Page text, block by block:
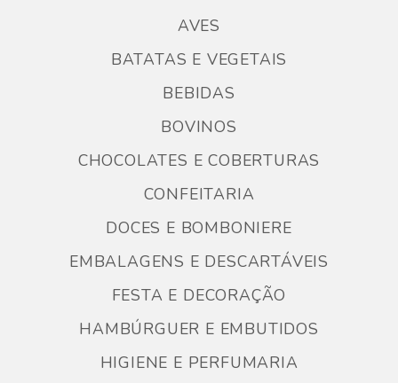
AVES
BATATAS E VEGETAIS
BEBIDAS
BOVINOS
CHOCOLATES E COBERTURAS
CONFEITARIA
DOCES E BOMBONIERE
EMBALAGENS E DESCARTÁVEIS
FESTA E DECORAÇÃO
HAMBÚRGUER E EMBUTIDOS
HIGIENE E PERFUMARIA